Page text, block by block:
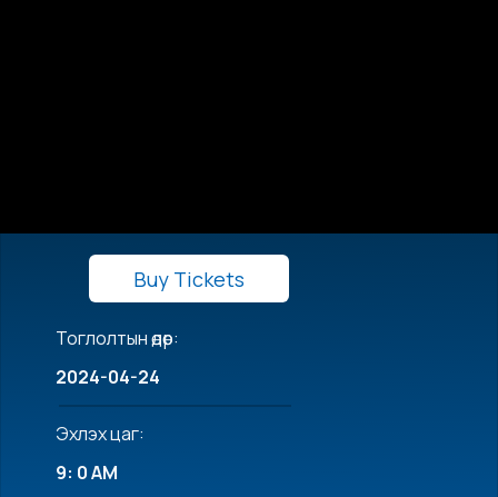
Buy Tickets
Тоглолтын өдөр:
2024-04-24
Эхлэх цаг:
9: 0 AM